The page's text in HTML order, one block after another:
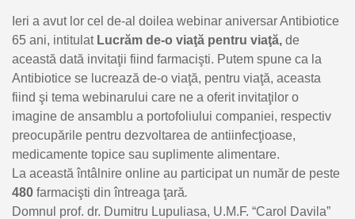
Ieri a avut lor cel de-al doilea webinar aniversar Antibiotice
65 ani, intitulat Lucrăm de-o viaţă pentru viaţă, de
această dată invitaţii fiind farmacişti. Putem spune ca la
Antibiotice se lucrează de-o viaţă, pentru viaţă, aceasta
fiind şi tema webinarului care ne a oferit invitaţilor o
imagine de ansamblu a portofoliului companiei, respectiv
preocupările pentru dezvoltarea de antiinfecţioase,
medicamente topice sau suplimente alimentare.
La această întâlnire online au participat un număr de peste
480 farmacişti din întreaga ţară.
Domnul prof. dr. Dumitru Lupuliasa, U.M.F. “Carol Davila”